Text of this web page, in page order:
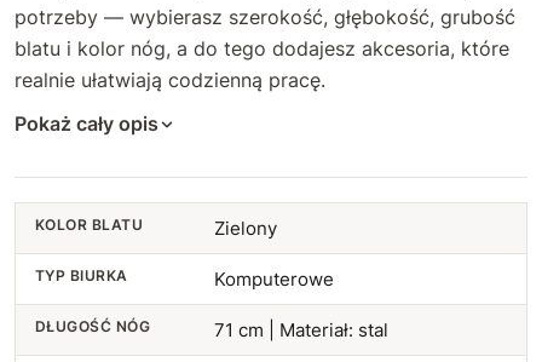
96 cm +32 zł
97 cm
98 cm
100 cm +40 zł
101 cm
60 cm +45 zł
61 cm
62 cm
63 cm
64 cm +90 zł
65 cm
potrzeby — wybierasz szerokość, głębokość, grubość
blatu i kolor nóg, a do tego dodajesz akcesoria, które
realnie ułatwiają codzienną pracę.
Pokaż cały opis
KOLOR BLATU Zielony
TYP BIURKA Komputerowe
DŁUGOŚĆ NÓG 71 cm | Materiał: stal